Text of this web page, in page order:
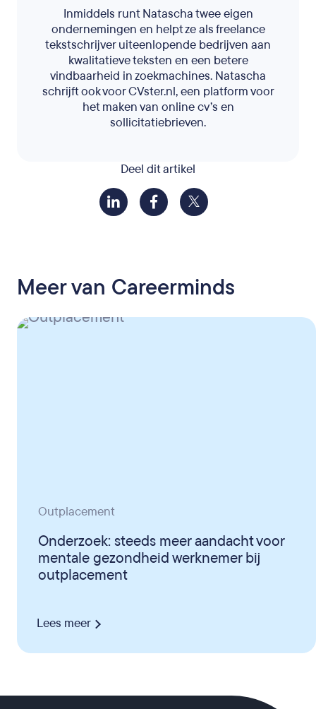
Deel dit artikel
Inmiddels runt Natascha twee eigen
ondernemingen en helpt ze als freelance
tekstschrijver uiteenlopende bedrijven aan
kwalitatieve teksten en een betere
vindbaarheid in zoekmachines. Natascha
schrijft ook voor CVster.nl, een platform voor
het maken van online cv’s en
sollicitatiebrieven.
Meer van Careerminds
Outplacement
Onderzoek: steeds meer aandacht voor
mentale gezondheid werknemer bij
outplacement
Lees meer